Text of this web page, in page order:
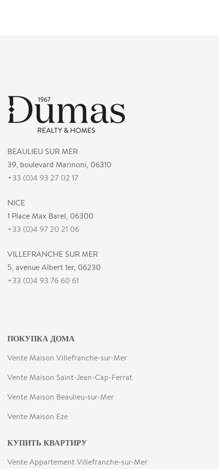
BEAULIEU SUR MER
39, boulevard Marinoni, 06310
+33 (0)4 93 27 02 17
NICE
1 Place Max Barel, 06300
+33 (0)4 97 20 21 06
VILLEFRANCHE SUR MER
5, avenue Albert 1er, 06230
+33 (0)4 93 76 60 61
ПОКУПКА ДОМА
Vente Maison Villefranche-sur-Mer
Vente Maison Saint-Jean-Cap-Ferrat
Vente Maison Beaulieu-sur-Mer
Vente Maison Eze
КУПИТЬ КВАРТИРУ
Vente Appartement Villefranche-sur-Mer